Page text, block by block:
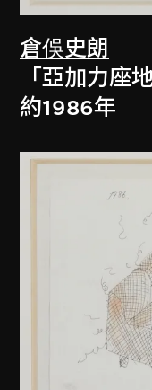
倉俁史朗
「亞加力座
約1986年